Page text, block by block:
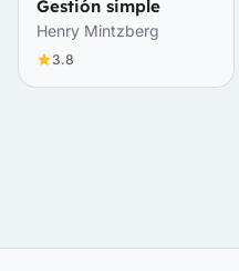
Gestión simple
Henry Mintzberg
3.8